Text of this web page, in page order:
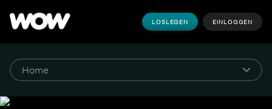
LOSLEGEN EINLOGGEN